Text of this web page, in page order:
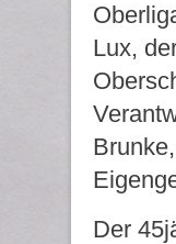
Lux,
Der